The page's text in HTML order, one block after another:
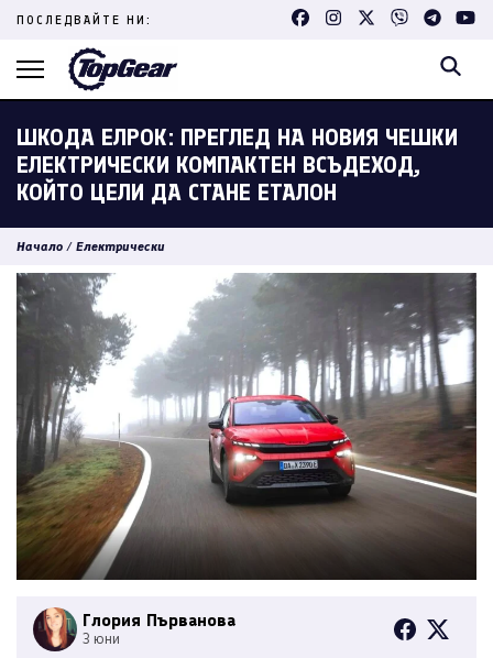
Skip
content
ПОСЛЕДВАЙТЕ НИ:
ШКОДА ЕЛРОК: ПРЕГЛЕД НА НОВИЯ ЧЕШКИ
ЕЛЕКТРИЧЕСКИ КОМПАКТЕН ВСЪДЕХОД,
КОЙТО ЦЕЛИ ДА СТАНЕ ЕТАЛОН
Начало / Електрически
Глория Първанова
3 юни